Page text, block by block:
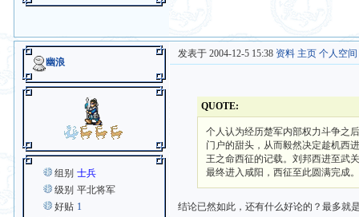
幽浪
组别 士兵
级别 平北将军
好贴 1
发表于 2004-12-5 15:38 资料 主页 个人空间
QUOTE:
个人认为经历楚军内部权力斗争之
门户的甜头，从而毅然决定趁机西
王之命西征的记载。刘邦西进至武
最终进入咸阳，西征至此圆满完成
结论已然如此，还有什么好论的？最多就